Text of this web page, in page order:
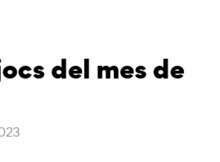
del mes de